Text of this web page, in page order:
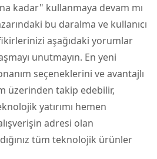
kadar" kullanmaya devam mı
bu daralma ve kullanıcı
aşağıdaki yorumlar
unutmayın. En yeni
seçeneklerini ve avantajlı
üzerinden takip edebilir,
yatırımı hemen
adresi olan
tüm teknolojik ürünler